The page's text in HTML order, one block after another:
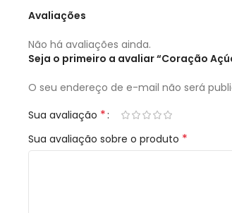
Avaliações
Não há avaliações ainda.
Seja o primeiro a avaliar “Coração
O seu endereço de e-mail não será
Sua avaliação *
Sua avaliação sobre o produto *